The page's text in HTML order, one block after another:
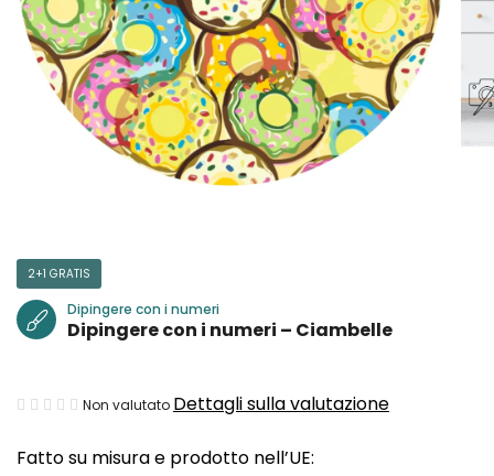
Fatto su misura e prodotto nell’UE:
2+1 GRATIS
Dipingere con i numeri
Dipingere con i numeri – Ciambelle
La
media
Non valutato Dettagli sulla valutazione